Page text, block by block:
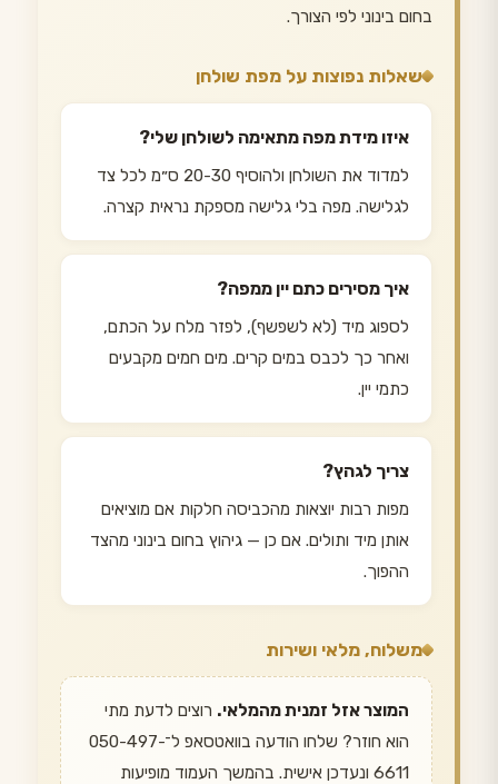
בחום בינוני לפי הצורך.
שאלות נפוצות על מפת שולחן
איזו מידת מפה מתאימה לשולחן שלי?
למדוד את השולחן ולהוסיף 20-30 ס״מ לכל צד
לגלישה. מפה בלי גלישה מספקת נראית קצרה.
איך מסירים כתם יין ממפה?
לספוג מיד (לא לשפשף), לפזר מלח על הכתם,
ואחר כך לכבס במים קרים. מים חמים מקבעים
כתמי יין.
צריך לגהץ?
מפות רבות יוצאות מהכביסה חלקות אם מוציאים
אותן מיד ותולים. אם כן — גיהוץ בחום בינוני מהצד
ההפוך.
משלוח, מלאי ושירות
המוצר אזל זמנית מהמלאי. רוצים לדעת מתי
הוא חוזר? שלחו הודעה בוואטסאפ ל־050-497-
6611 ונעדכן אישית. בהמשך העמוד מופיעות